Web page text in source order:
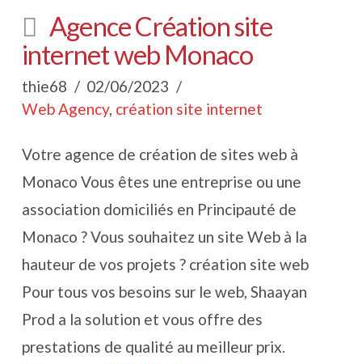
Agence Création site
internet web Monaco
thie68
02/06/2023
Web Agency, création site internet
Votre agence de création de sites web à
Monaco Vous êtes une entreprise ou une
association domiciliés en Principauté de
Monaco ? Vous souhaitez un site Web à la
hauteur de vos projets ? création site web
Pour tous vos besoins sur le web, Shaayan
Prod a la solution et vous offre des
prestations de qualité au meilleur prix.